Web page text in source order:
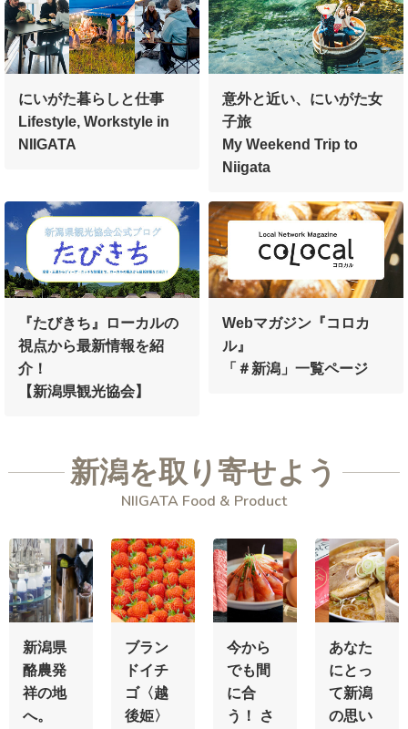
にいがた暮らしと仕事
Lifestyle, Workstyle in
NIIGATA
意外と近い、にいがた女
子旅
My Weekend Trip to
Niigata
『たびきち』ローカルの
視点から最新情報を紹
介！
【新潟県観光協会】
Webマガジン『コロカ
ル』
「＃新潟」一覧ページ
新潟を取り寄せよう
NIIGATA Food & Product
新潟県
酪農発
祥の地
へ。
ブラン
ドイチ
ゴ〈越
後姫〉
今から
でも間
に合
う！ さ
あなた
にとっ
て新潟
の思い